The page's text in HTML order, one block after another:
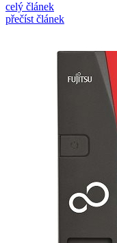
celý článek
přečíst článek